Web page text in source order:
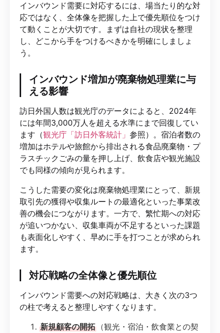
インバウンド需要に対応するには、場当たり的な対
応ではなく、全体像を把握した上で優先順位をつけ
て動くことが大切です。まずは自社の現状を整理
し、どこから手をつけるべきかを明確にしましょ
う。
インバウンド増加が廃棄物処理業に与
える影響
訪日外国人数は観光庁のデータによると、2024年
には年間3,000万人を超える水準にまで回復してい
ます（観光庁「訪日外客統計」 参照）。宿泊者数の
増加はホテルや旅館から排出される食品廃棄物・プ
ラスチックごみの量を押し上げ、飲食店や観光施設
でも同様の傾向が見られます。
こうした需要の変化は廃棄物処理業にとって、新規
取引先の獲得や収集ルートの最適化といった事業改
善の機会につながります。一方で、繁忙期への対応
が追いつかない、収集車両が不足するといった課題
も表面化しやすく、早めに手を打つことが求められ
ます。
対応戦略の全体像と優先順位
インバウンド需要への対応戦略は、大きく次の3つ
の柱で考えると整理しやすくなります。
新規顧客の開拓 （観光・宿泊・飲食業との契